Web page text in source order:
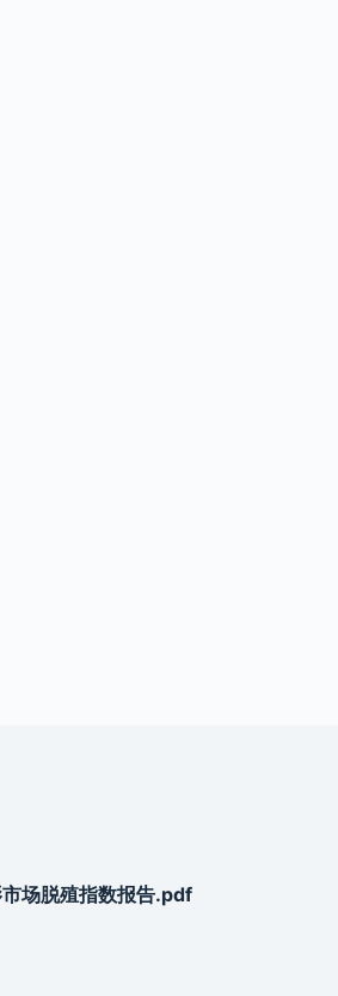
场脱殖指数报告.pdf